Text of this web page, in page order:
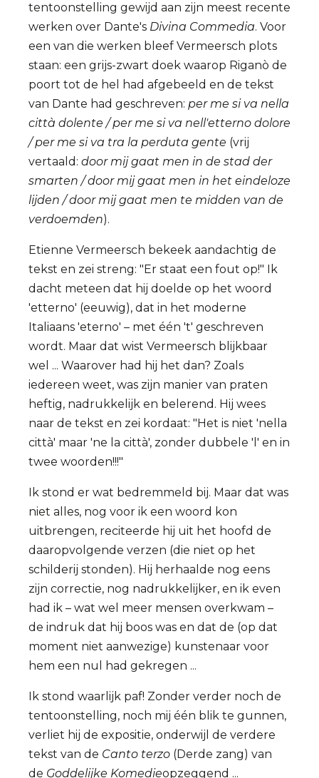
tentoonstelling gewijd aan zijn meest recente
werken over Dante's Divina Commedia. Voor
een van die werken bleef Vermeersch plots
staan: een grijs-zwart doek waarop Riganò de
poort tot de hel had afgebeeld en de tekst
van Dante had geschreven: per me si va nella
città dolente / per me si va nell'etterno dolore
/ per me si va tra la perduta gente (vrij
vertaald: door mij gaat men in de stad der
smarten / door mij gaat men in het eindeloze
lijden / door mij gaat men te midden van de
verdoemden).
Etienne Vermeersch bekeek aandachtig de
tekst en zei streng: "Er staat een fout op!" Ik
dacht meteen dat hij doelde op het woord
'etterno' (eeuwig), dat in het moderne
Italiaans 'eterno' – met één 't' geschreven
wordt. Maar dat wist Vermeersch blijkbaar
wel ... Waarover had hij het dan? Zoals
iedereen weet, was zijn manier van praten
heftig, nadrukkelijk en belerend. Hij wees
naar de tekst en zei kordaat: "Het is niet 'nella
città' maar 'ne la città', zonder dubbele 'l' en in
twee woorden!!!"
Ik stond er wat bedremmeld bij. Maar dat was
niet alles, nog voor ik een woord kon
uitbrengen, reciteerde hij uit het hoofd de
daaropvolgende verzen (die niet op het
schilderij stonden). Hij herhaalde nog eens
zijn correctie, nog nadrukkelijker, en ik even
had ik – wat wel meer mensen overkwam –
de indruk dat hij boos was en dat de (op dat
moment niet aanwezige) kunstenaar voor
hem een nul had gekregen ...
Ik stond waarlijk paf! Zonder verder noch de
tentoonstelling, noch mij één blik te gunnen,
verliet hij de expositie, onderwijl de verdere
tekst van de Canto terzo (Derde zang) van
de Goddelijke Komedieopzeggend ...